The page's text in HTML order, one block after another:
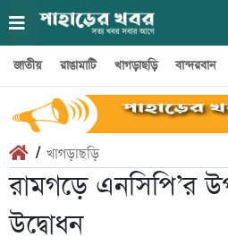
জাতীয় রাঙামাটি খাগড়াছড়ি বান্দরবান
/ খাগড়াছড়ি
রামগড়ে এনসিপি’র
উদ্বোধন